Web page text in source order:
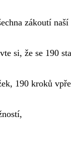
zákoutí
si, že se 190
190 kroků